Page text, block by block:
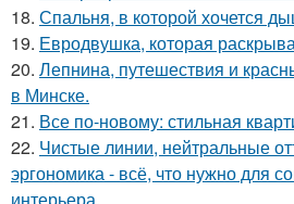
18. Спальня, в которой хочется
19. Евродвушка, которая
20. Лепнина, путешествия и
в Минске.
21. Все по-новому: стильная
22. Чистые линии, нейтральные
эргономика - всё, что нужно для